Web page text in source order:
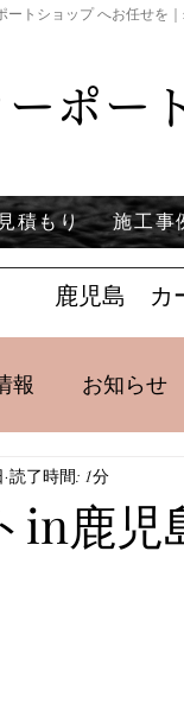
トショップ へお任せを
ーポー
積もり 施工事
鹿児島 カ
報 お知らせ
in鹿児
読了時間: 1分